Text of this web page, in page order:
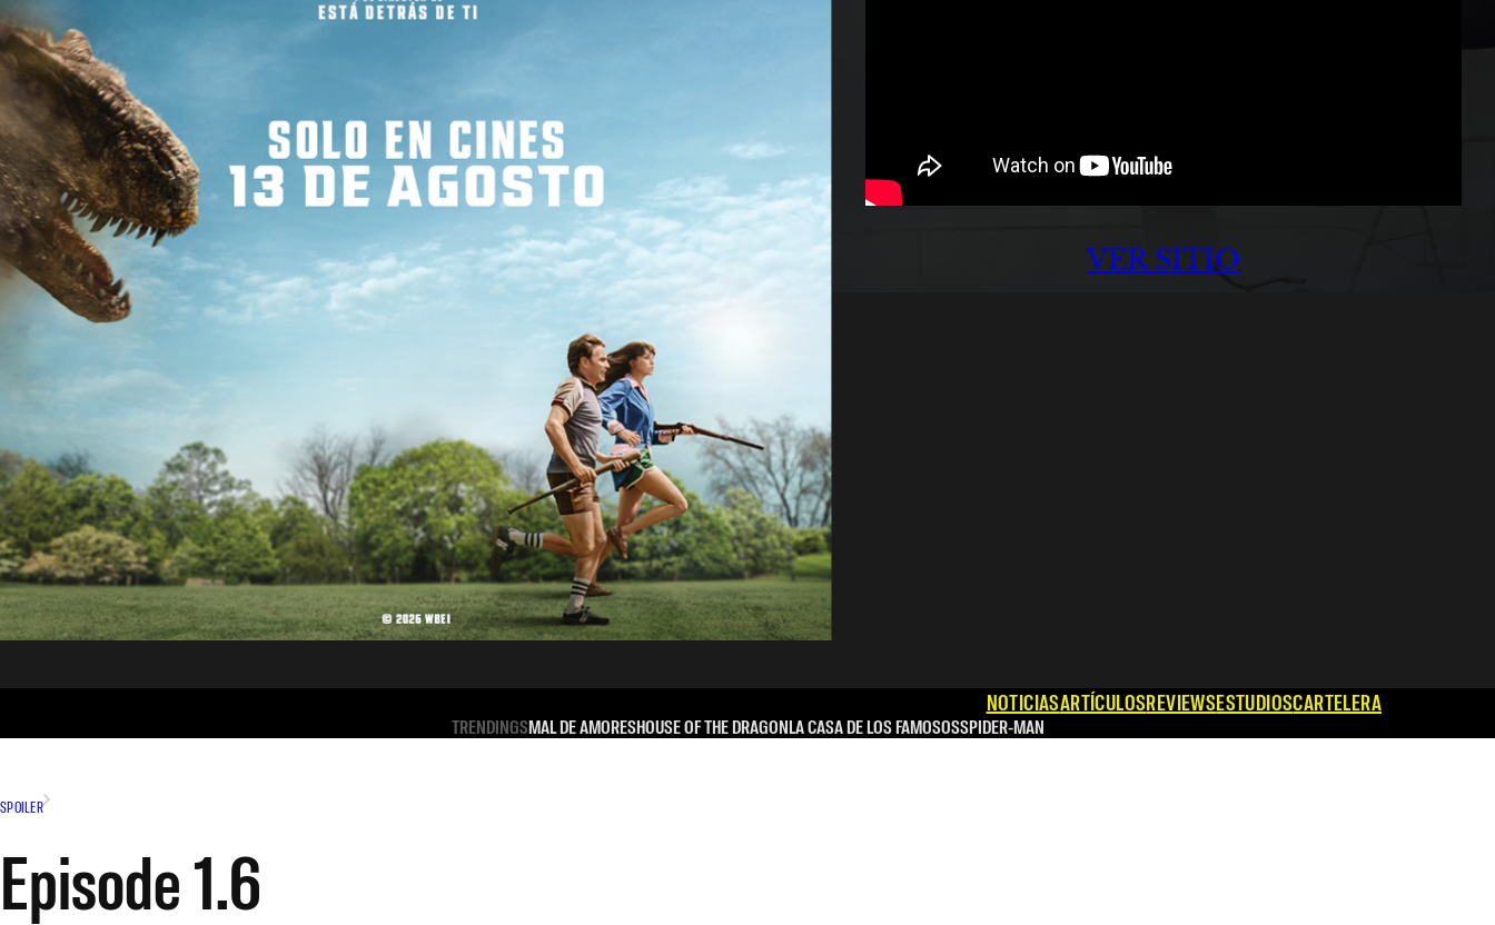
VER SITIO
NOTICIASARTÍCULOSREVIEWSESTUDIOSCARTELERA
TRENDINGSMAL DE AMORESHOUSE OF THE DRAGONLA CASA DE LOS FAMOSOSSPIDER-MAN
SPOILER
Episode 1.6